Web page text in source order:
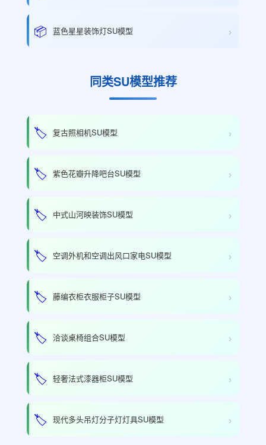
📦 蓝色星星装饰灯SU模型 ›
同类SU模型推荐
🏷️ 复古照相机SU模型 ›
🏷️ 紫色花瓣升降吧台SU模型 ›
🏷️ 中式山河映装饰SU模型 ›
🏷️ 空调外机和空调出风口家电SU模型 ›
🏷️ 藤编衣柜衣服柜子SU模型 ›
🏷️ 洽谈桌椅组合SU模型 ›
🏷️ 轻奢法式漆器柜SU模型 ›
🏷️ 现代多头吊灯分子灯灯具SU模型 ›